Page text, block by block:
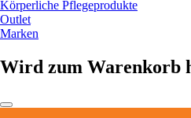
Körperliche Pflegeprodukte
Outlet
Marken
Wird zum Warenkorb